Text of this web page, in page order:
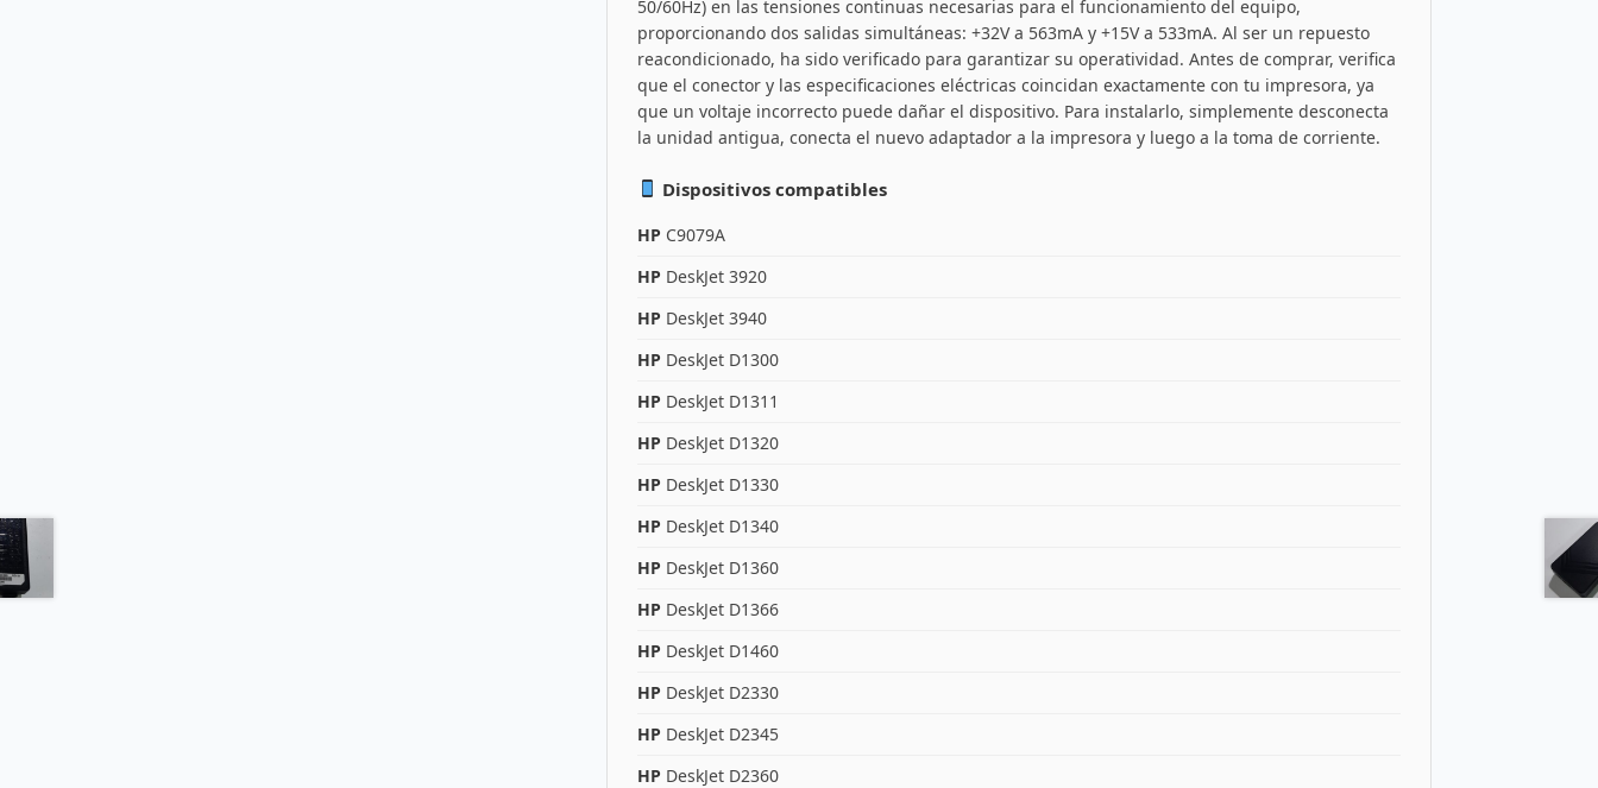
50/60Hz) en las tensiones continuas necesarias para el funcionamiento del equipo,
proporcionando dos salidas simultáneas: +32V a 563mA y +15V a 533mA. Al ser un repuesto
reacondicionado, ha sido verificado para garantizar su operatividad. Antes de comprar, verifica
que el conector y las especificaciones eléctricas coincidan exactamente con tu impresora, ya
que un voltaje incorrecto puede dañar el dispositivo. Para instalarlo, simplemente desconecta
la unidad antigua, conecta el nuevo adaptador a la impresora y luego a la toma de corriente.
Dispositivos compatibles
HP C9079A
HP DeskJet 3920
HP DeskJet 3940
HP DeskJet D1300
HP DeskJet D1311
HP DeskJet D1320
HP DeskJet D1330
HP DeskJet D1340
HP DeskJet D1360
HP DeskJet D1366
HP DeskJet D1460
HP DeskJet D2330
HP DeskJet D2345
HP DeskJet D2360